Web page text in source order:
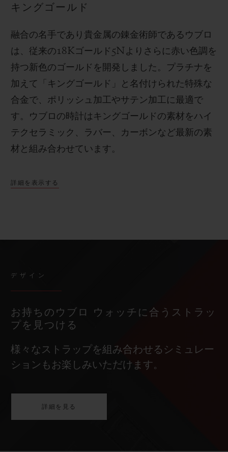
キングゴールド
融合の名手であり貴金属の錬金術師であるウブロ
は、従来の18Kゴールド 5N よりさらに赤い色調を
持つ新色のゴールドを開発しました。プラチナを
加えて「キングゴールド」と名付けられた特殊な
合金で、ポリッシュ加工やサテン加工に最適で
す。 ウブロの時計はキングゴールドの素材をハイ
テクセラミック、ラバー、カーボンなど最新の素
材と組み合わせています。
詳細を表示する
デザイン
お持ちのウブロ ウォッチに合うストラッ
プを見つける
様々なストラップを組み合わせるシミュレー
ションもお楽しみいただけます。
詳細を見る